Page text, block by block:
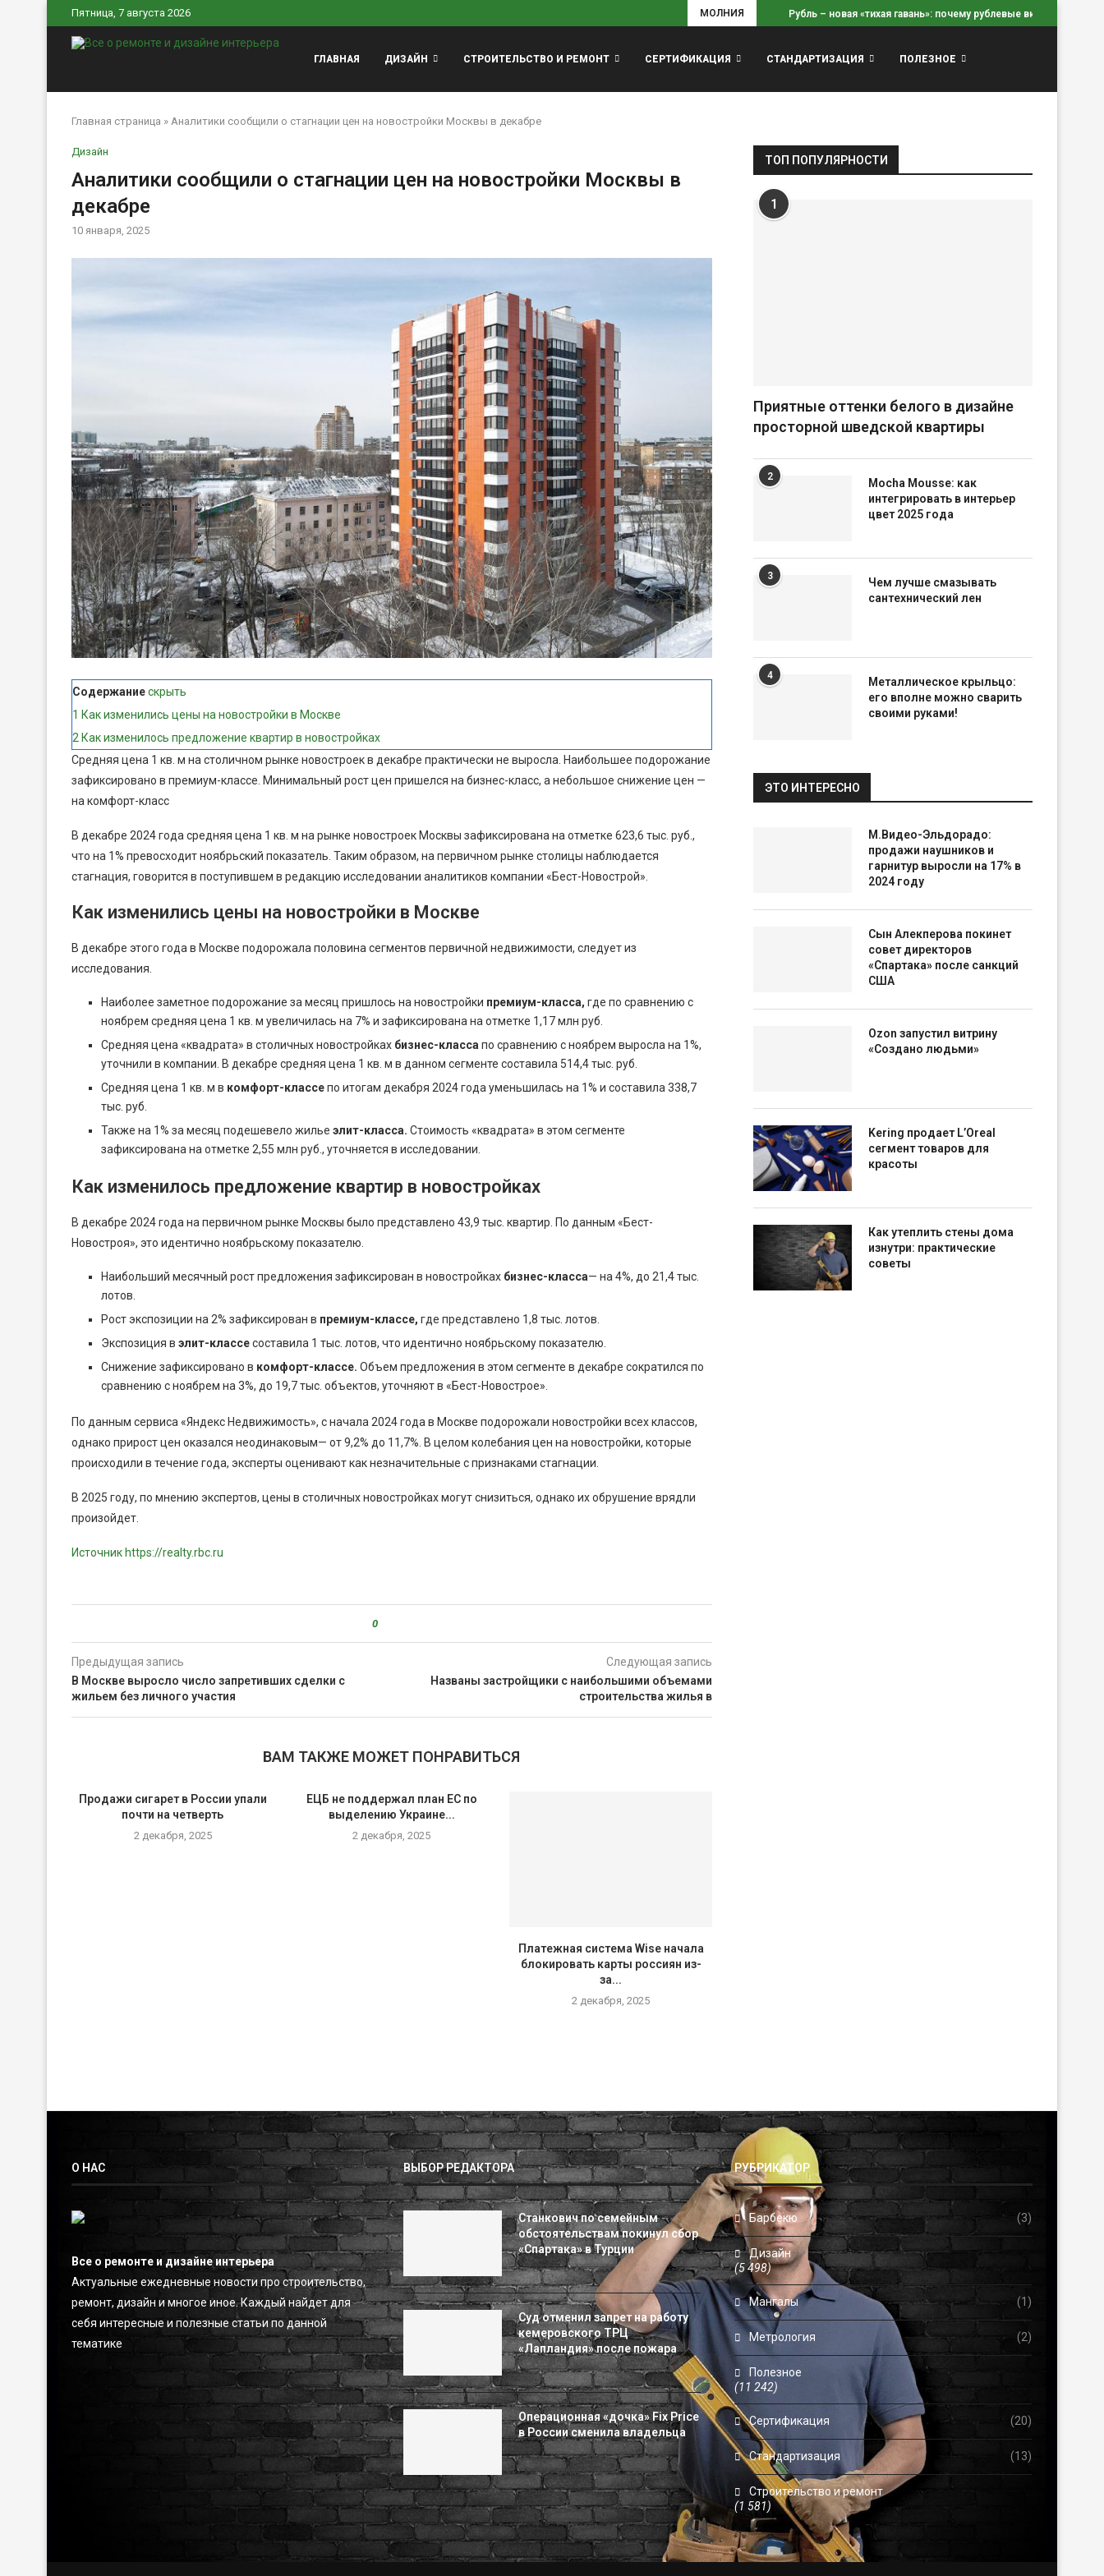
Пятница, 7 августа 2026 МОЛНИЯ Рубль – новая «тихая гавань»: почему рублевые вклады...
ГЛАВНАЯ ДИЗАЙН СТРОИТЕЛЬСТВО И РЕМОНТ СЕРТИФИКАЦИЯ СТАНДАРТИЗАЦИЯ ПОЛЕЗНОЕ
Главная страница » Аналитики сообщили о стагнации цен на новостройки Москвы в декабре
Дизайн
Аналитики сообщили о стагнации цен на новостройки Москвы в
декабре
10 января, 2025
Содержаниескрыть
1 Как изменились цены на новостройки в Москве
2 Как изменилось предложение квартир в новостройках
Средняя цена 1 кв. м на столичном рынке новостроек в декабре практически не выросла. Наибольшее подорожание
зафиксировано в премиум-классе. Минимальный рост цен пришелся на бизнес-класс, а небольшое снижение цен —
на комфорт-класс
В декабре 2024 года средняя цена 1 кв. м на рынке новостроек Москвы зафиксирована на отметке 623,6 тыс. руб.,
что на 1% превосходит ноябрьский показатель. Таким образом, на первичном рынке столицы наблюдается
стагнация, говорится в поступившем в редакцию исследовании аналитиков компании «Бест-Новострой».
Как изменились цены на новостройки в Москве
В декабре этого года в Москве подорожала половина сегментов первичной недвижимости, следует из
исследования.
Наиболее заметное подорожание за месяц пришлось на новостройки премиум-класса, где по сравнению с
ноябрем средняя цена 1 кв. м увеличилась на 7% и зафиксирована на отметке 1,17 млн руб.
Средняя цена «квадрата» в столичных новостройках бизнес-классапо сравнению с ноябрем выросла на 1%,
уточнили в компании. В декабре средняя цена 1 кв. м в данном сегменте составила 514,4 тыс. руб.
Средняя цена 1 кв. м в комфорт-классепо итогам декабря 2024 года уменьшилась на 1% и составила 338,7
тыс. руб.
Также на 1% за месяц подешевело жилье элит-класса. Стоимость «квадрата» в этом сегменте
зафиксирована на отметке 2,55 млн руб., уточняется в исследовании.
Как изменилось предложение квартир в новостройках
В декабре 2024 года на первичном рынке Москвы было представлено 43,9 тыс. квартир. По данным «Бест-
Новостроя», это идентично ноябрьскому показателю.
Наибольший месячный рост предложения зафиксирован в новостройках бизнес-класса— на 4%, до 21,4 тыс.
лотов.
Рост экспозиции на 2% зафиксирован в премиум-классе, где представлено 1,8 тыс. лотов.
Экспозиция в элит-классесоставила 1 тыс. лотов, что идентично ноябрьскому показателю.
Снижение зафиксировано в комфорт-классе. Объем предложения в этом сегменте в декабре сократился по
сравнению с ноябрем на 3%, до 19,7 тыс. объектов, уточняют в «Бест-Новострое».
По данным сервиса «Яндекс Недвижимость», с начала 2024 года в Москве подорожали новостройки всех классов,
однако прирост цен оказался неодинаковым— от 9,2% до 11,7%. В целом колебания цен на новостройки, которые
происходили в течение года, эксперты оценивают как незначительные с признаками стагнации.
В 2025 году, по мнению экспертов, цены в столичных новостройках могут снизиться, однако их обрушение врядли
произойдет.
Источник https://realty.rbc.ru
0
Предыдущая запись
В Москве выросло число запретивших сделки с
жильем без личного участия
Следующая запись
Названы застройщики с наибольшими объемами
строительства жилья в
ВАМ ТАКЖЕ МОЖЕТ ПОНРАВИТЬСЯ
Продажи сигарет в России упали
почти на четверть
2 декабря, 2025
ЕЦБ не поддержал план ЕС по
выделению Украине...
2 декабря, 2025
Платежная система Wise начала
блокировать карты россиян из-
за...
2 декабря, 2025
ТОП ПОПУЛЯРНОСТИ
1
Приятные оттенки белого в дизайне
просторной шведской квартиры
2
Mocha Mousse: как
интегрировать в интерьер
цвет 2025 года
3
Чем лучше смазывать
сантехнический лен
4
Металлическое крыльцо:
его вполне можно сварить
своими руками!
ЭТО ИНТЕРЕСНО
М.Видео-Эльдорадо:
продажи наушников и
гарнитур выросли на 17% в
2024 году
Сын Алекперова покинет
совет директоров
«Спартака» после санкций
США
Ozon запустил витрину
«Создано людьми»
Kering продает L’Oreal
сегмент товаров для
красоты
Как утеплить стены дома
изнутри: практические
советы
О НАС
Все о ремонте и дизайне интерьера
Актуальные ежедневные новости про строительство,
ремонт, дизайн и многое иное. Каждый найдет для
себя интересные и полезные статьи по данной
тематике
ВЫБОР РЕДАКТОРА
Станкович по семейным
обстоятельствам покинул сбор
«Спартака» в Турции
Суд отменил запрет на работу
кемеровского ТРЦ
«Лапландия» после пожара
Операционная «дочка» Fix Price
в России сменила владельца
РУБРИКАТОР
Барбекю (3)
Дизайн
(5 498)
Мангалы (1)
Метрология (2)
Полезное
(11 242)
Сертификация (20)
Стандартизация (13)
Строительство и ремонт
(1 581)